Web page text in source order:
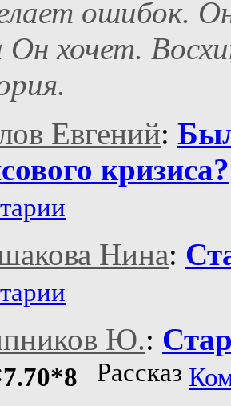
ошибок.
Он хочет.
Евгений:
кризиса?
Нина:
Ю.:
7.70*8 Рассказ